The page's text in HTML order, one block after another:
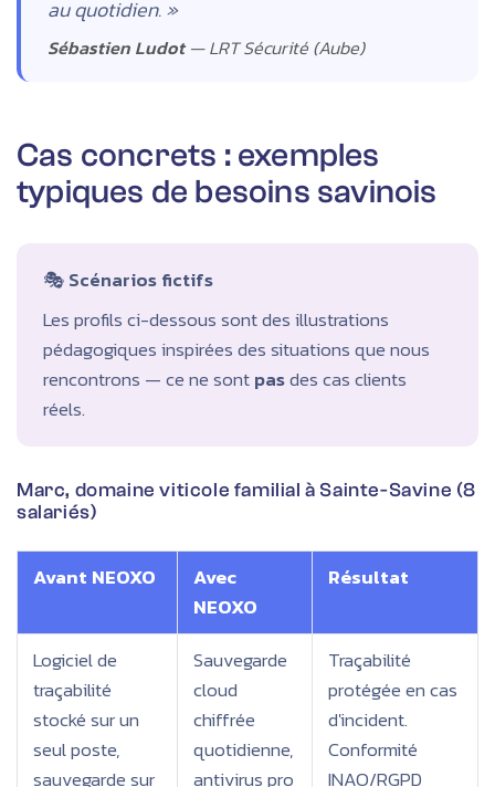
au quotidien. »
Sébastien Ludot— LRT Sécurité (Aube)
Cas concrets : exemples
typiques de besoins savinois
🎭Scénarios fictifs
Les profils ci-dessous sont des illustrations
pédagogiques inspirées des situations que nous
rencontrons — ce ne sontpasdes cas clients
réels.
Marc, domaine viticole familial à Sainte-Savine (8
salariés)
Avant NEOXO
Avec
NEOXO
Résultat
Logiciel de
traçabilité
stocké sur un
seul poste,
sauvegarde sur
Sauvegarde
cloud
chiffrée
quotidienne,
antivirus pro
Traçabilité
protégée en cas
d'incident.
Conformité
INAO/RGPD